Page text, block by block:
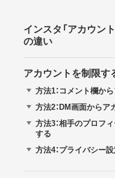
インスタ「アカウン
の違い
アカウントを制限す
方法1：コメント欄か
方法2：DM画面からア
方法3：相手のプロフ
する
方法4：プライバシー